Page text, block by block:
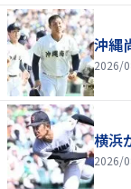
沖縄
2026/
横浜
2026/